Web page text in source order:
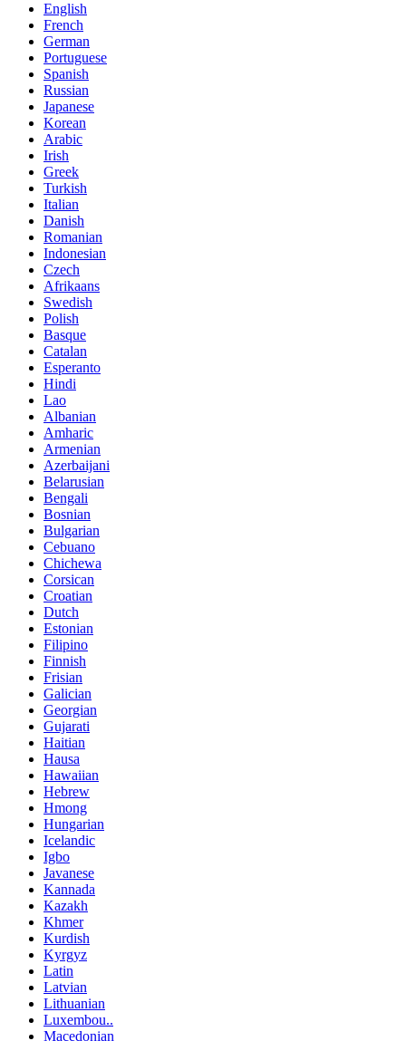
English
French
German
Portuguese
Spanish
Russian
Japanese
Korean
Arabic
Irish
Greek
Turkish
Italian
Danish
Romanian
Indonesian
Czech
Afrikaans
Swedish
Polish
Basque
Catalan
Esperanto
Hindi
Lao
Albanian
Amharic
Armenian
Azerbaijani
Belarusian
Bengali
Bosnian
Bulgarian
Cebuano
Chichewa
Corsican
Croatian
Dutch
Estonian
Filipino
Finnish
Frisian
Galician
Georgian
Gujarati
Haitian
Hausa
Hawaiian
Hebrew
Hmong
Hungarian
Icelandic
Igbo
Javanese
Kannada
Kazakh
Khmer
Kurdish
Kyrgyz
Latin
Latvian
Lithuanian
Luxembou..
Macedonian